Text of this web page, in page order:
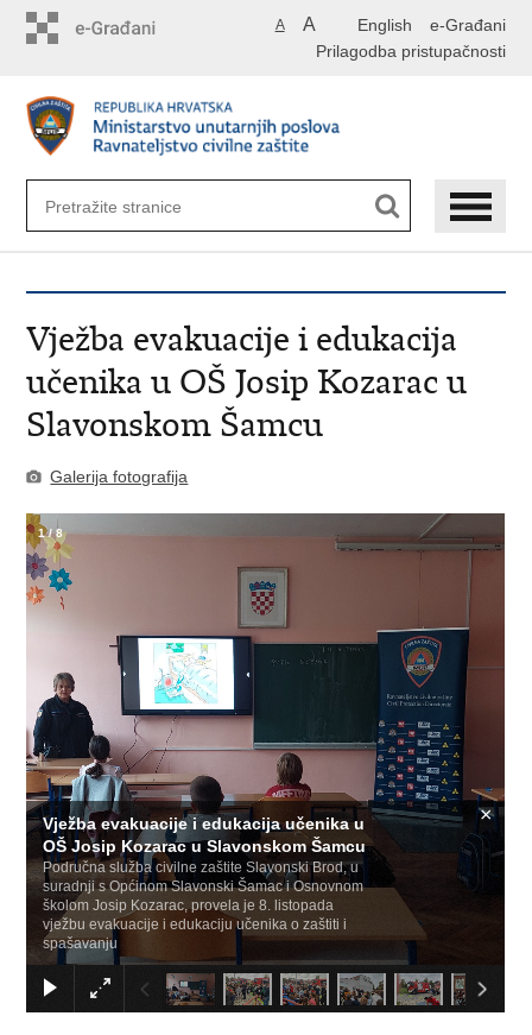
English e-Građani
A A
Prilagodba pristupačnosti
Vježba evakuacije i edukacija
učenika u OŠ Josip Kozarac u
Slavonskom Šamcu
Galerija fotografija
Vježba evakuacije i edukacija učenika u
OŠ Josip Kozarac u Slavonskom Šamcu
Područna služba civilne zaštite Slavonski Brod, u
suradnji s Općinom Slavonski Šamac i Osnovnom
školom Josip Kozarac, provela je 8. listopada
vježbu evakuacije i edukaciju učenika o zaštiti i
spašavanju
×
1/8